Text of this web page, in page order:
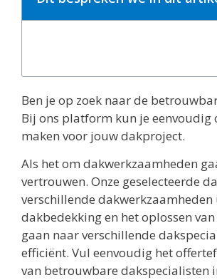
Ben je op zoek naar de
Bij ons platform kun je eenvoudig
maken voor jouw dakproject.
Als het om dakwerkzaamheden
vertrouwen. Onze geselecteerde
verschillende
dakbedekking en het oplossen
gaan naar verschillende
efficiënt. Vul eenvoudig het
van betrouwbare dakspecialisten